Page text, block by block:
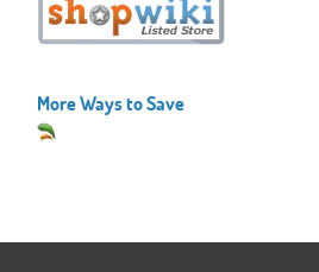
More Ways to Save